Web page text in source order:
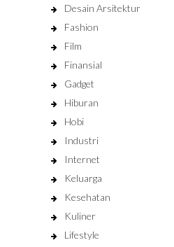
Desain Arsitektur
Fashion
Film
Finansial
Gadget
Hiburan
Hobi
Industri
Internet
Keluarga
Kesehatan
Kuliner
Lifestyle